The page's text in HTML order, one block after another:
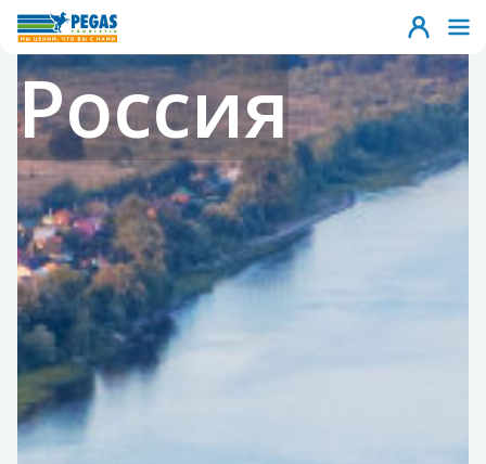
Россия